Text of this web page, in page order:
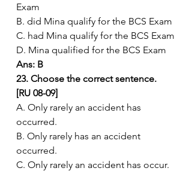
Exam
B. did Mina qualify for the BCS Exam
C. had Mina qualify for the BCS Exam
D. Mina qualified for the BCS Exam
Ans: B
23. Choose the correct sentence.
[RU 08-09]
A. Only rarely an accident has
occurred.
B. Only rarely has an accident
occurred.
C. Only rarely an accident has occur.